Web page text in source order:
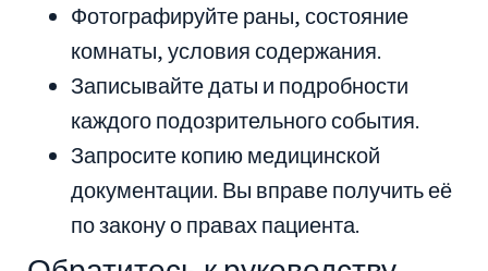
Фотографируйте раны, состояние
комнаты, условия содержания.
Записывайте даты и подробности
каждого подозрительного события.
Запросите копию медицинской
документации. Вы вправе получить её
по закону о правах пациента.